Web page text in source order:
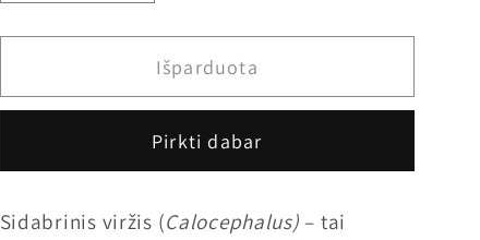
Viržis
(Calecophalus)
kiekį
Viržis
(Calecophalus)
kiekį
Išparduota
Pirkti dabar
Sidabrinis viržis (Calocephalus)– tai